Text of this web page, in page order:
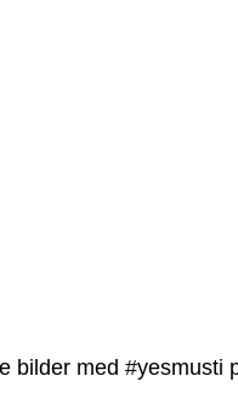
bilder med #yesmusti